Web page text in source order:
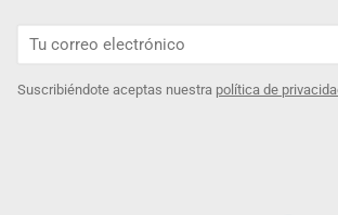
Suscribiéndote aceptas nuestra política de